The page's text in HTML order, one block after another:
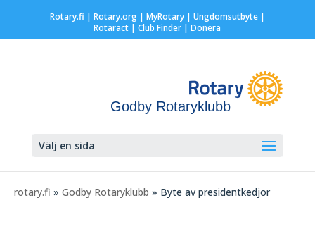
Rotary.fi | Rotary.org| MyRotary | Ungdomsutbyte|
Rotaract | Club Finder | Donera
Godby Rotaryklubb
Välj en sida
rotary.fi » Godby Rotaryklubb » Byte av presidentkedjor